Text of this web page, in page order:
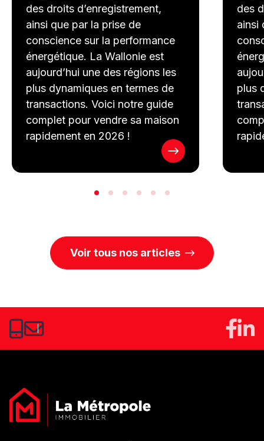
des droits d’enregistrement,
ainsi que par la prise de
conscience sur la performance
énergétique. La Wallonie est
aujourd’hui une des régions les
plus dynamiques en termes de
transactions. Voici notre guide
complet pour vendre sa maison
rapidement en 2026 !
des
ainsi
plus
Voir tous nos articles